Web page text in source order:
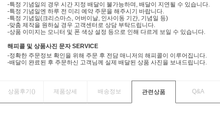
-특정 기념일의 경우 시간 지정 배달이 불가능하며, 배달이 지연될 수 있습니다.
-특정 기념일엔 하루 전 미리 예약 주문을 해주시기 바랍니다.
-특정 기념일(크리스마스, 어버이날, 인사이동 기간, 기념일 등)
-맞춤 제작을 원하실 경우 고객센터로 상담 부탁드립니다.
-상품 이미지는 모니터 및 폰 색상 설정 등으로 인해 다르게 보일 수 있습니다.
해피콜 및 상품사진 문자 SERVICE
-정확한 주문정보 확인을 위해 주문 후 전담 매니저의 해피콜이 이루어집니다.
-배달이 완료된 후 주문하신 고객님께 실제 배달된 상품 사진을 보내드립니다.
상품후기() 제품상세 배송정보 관련상품 Q&A